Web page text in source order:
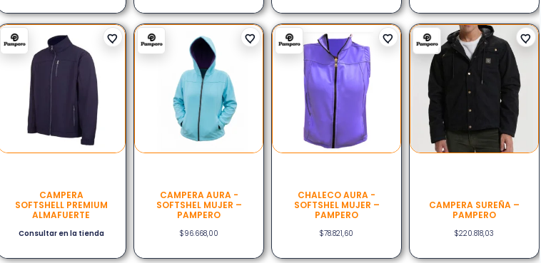
CAMPERA
SOFTSHELL PREMIUM
ALMAFUERTE
Consultar en la tienda
CAMPERA AURA -
SOFTSHEL MUJER –
PAMPERO
$96.668,00
CHALECO AURA -
SOFTSHEL MUJER –
PAMPERO
$78.821,60
CAMPERA SUREÑA –
PAMPERO
$220.818,03